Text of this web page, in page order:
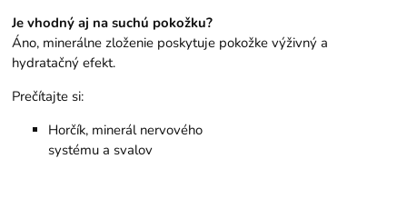
Je vhodný aj na suchú pokožku?
Áno, minerálne zloženie poskytuje pokožke výživný a
hydratačný efekt.
Prečítajte si:
Horčík, minerál nervového
systému a svalov